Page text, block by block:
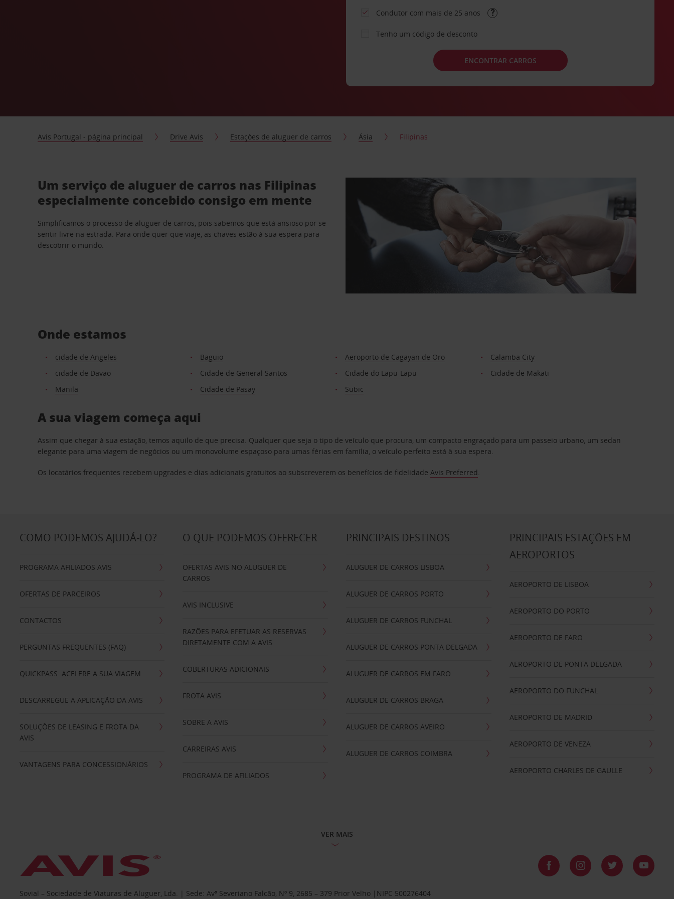
Condutor com mais de 25 anos
Tenho um código de desconto
ENCONTRAR CARROS
Avis Portugal - página principal Drive Avis Estações de aluguer de carros Ásia Filipinas
Um serviço de aluguer de carros nas Filipinas
especialmente concebido consigo em mente
Simplificamos o processo de aluguer de carros, pois sabemos que está ansioso por se
sentir livre na estrada. Para onde quer que viaje, as chaves estão à sua espera para
descobrir o mundo.
Onde estamos
cidade de Angeles Baguio Aeroporto de Cagayan de Oro
Calamba City
cidade de Davao
Cidade de General Santos Cidade do Lapu-Lapu
Cidade de Makati
Manila
Cidade de Pasay Subic
A sua viagem começa aqui
Assim que chegar à sua estação, temos aquilo de que precisa. Qualquer que seja o tipo de veículo que procura, um compacto engraçado para um passeio urbano, um sedan
elegante para uma viagem de negócios ou um monovolume espaçoso para umas férias em família, o veículo perfeito está à sua espera.
Os locatários frequentes recebem upgrades e dias adicionais gratuitos ao subscreverem os benefícios de fidelidadeAvis Preferred.
COMO PODEMOS AJUDÁ-LO?
PROGRAMA AFILIADOS AVIS
OFERTAS DE PARCEIROS
CONTACTOS
PERGUNTAS FREQUENTES (FAQ)
QUICKPASS: ACELERE A SUA VIAGEM
DESCARREGUE A APLICAÇÃO DA AVIS
SOLUÇÕES DE LEASING E FROTA DA
AVIS
VANTAGENS PARA CONCESSIONÁRIOS
O QUE PODEMOS OFERECER
OFERTAS AVIS NO ALUGUER DE
CARROS
AVIS INCLUSIVE
RAZÕES PARA EFETUAR AS RESERVAS
DIRETAMENTE COM A AVIS
COBERTURAS ADICIONAIS
FROTA AVIS
SOBRE A AVIS
CARREIRAS AVIS
PROGRAMA DE AFILIADOS
PRINCIPAIS DESTINOS
ALUGUER DE CARROS LISBOA
ALUGUER DE CARROS PORTO
ALUGUER DE CARROS FUNCHAL
ALUGUER DE CARROS PONTA DELGADA
ALUGUER DE CARROS EM FARO
ALUGUER DE CARROS BRAGA
ALUGUER DE CARROS AVEIRO
ALUGUER DE CARROS COIMBRA
PRINCIPAIS ESTAÇÕES EM
AEROPORTOS
AEROPORTO DE LISBOA
AEROPORTO DO PORTO
AEROPORTO DE FARO
AEROPORTO DE PONTA DELGADA
AEROPORTO DO FUNCHAL
AEROPORTO DE MADRID
AEROPORTO DE VENEZA
AEROPORTO CHARLES DE GAULLE
VER MAIS
Sovial – Sociedade de Viaturas de Aluguer, Lda. | Sede: Avª Severiano Falcão, Nº 9, 2685 – 379 Prior Velho |NIPC 500276404